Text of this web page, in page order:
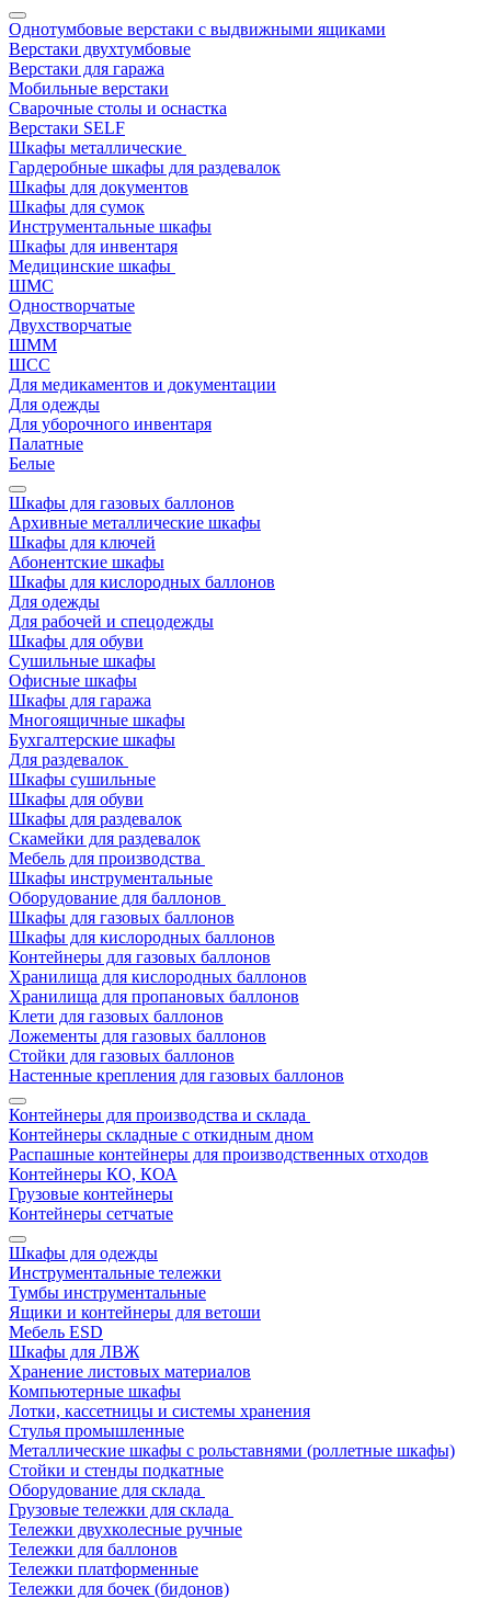
Однотумбовые верстаки с выдвижными ящиками
Верстаки двухтумбовые
Верстаки для гаража
Мобильные верстаки
Сварочные столы и оснастка
Верстаки SELF
Шкафы металлические
Гардеробные шкафы для раздевалок
Шкафы для документов
Шкафы для сумок
Инструментальные шкафы
Шкафы для инвентаря
Медицинские шкафы
ШМС
Одностворчатые
Двухстворчатые
ШММ
ШСС
Для медикаментов и документации
Для одежды
Для уборочного инвентаря
Палатные
Белые
Шкафы для газовых баллонов
Архивные металлические шкафы
Шкафы для ключей
Абонентские шкафы
Шкафы для кислородных баллонов
Для одежды
Для рабочей и спецодежды
Шкафы для обуви
Сушильные шкафы
Офисные шкафы
Шкафы для гаража
Многоящичные шкафы
Бухгалтерские шкафы
Для раздевалок
Шкафы сушильные
Шкафы для обуви
Шкафы для раздевалок
Скамейки для раздевалок
Мебель для производства
Шкафы инструментальные
Оборудование для баллонов
Шкафы для газовых баллонов
Шкафы для кислородных баллонов
Контейнеры для газовых баллонов
Хранилища для кислородных баллонов
Хранилища для пропановых баллонов
Клети для газовых баллонов
Ложементы для газовых баллонов
Стойки для газовых баллонов
Настенные крепления для газовых баллонов
Контейнеры для производства и склада
Контейнеры складные с откидным дном
Распашные контейнеры для производственных отходов
Контейнеры КО, КОА
Грузовые контейнеры
Контейнеры сетчатые
Шкафы для одежды
Инструментальные тележки
Тумбы инструментальные
Ящики и контейнеры для ветоши
Мебель ESD
Шкафы для ЛВЖ
Хранение листовых материалов
Компьютерные шкафы
Лотки, кассетницы и системы хранения
Стулья промышленные
Металлические шкафы с рольставнями (роллетные шкафы)
Стойки и стенды подкатные
Оборудование для склада
Грузовые тележки для склада
Тележки двухколесные ручные
Тележки для баллонов
Тележки платформенные
Тележки для бочек (бидонов)